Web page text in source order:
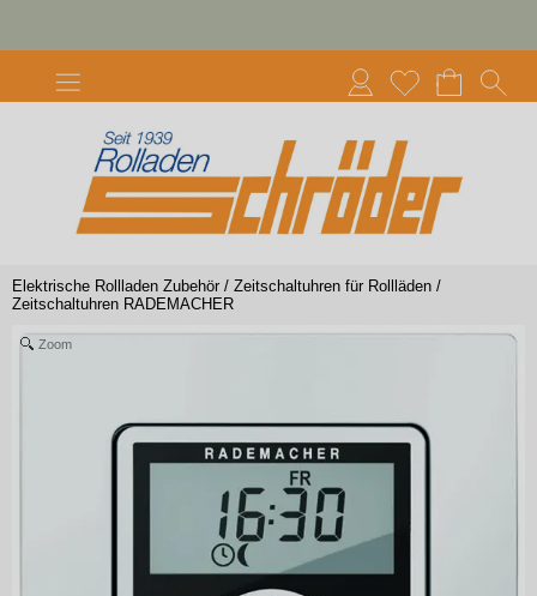
Elektrische Rollladen Zubehör / Zeitschaltuhren für Rollläden /
Zeitschaltuhren RADEMACHER
Zoom